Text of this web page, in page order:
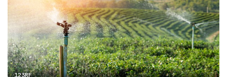
123RF